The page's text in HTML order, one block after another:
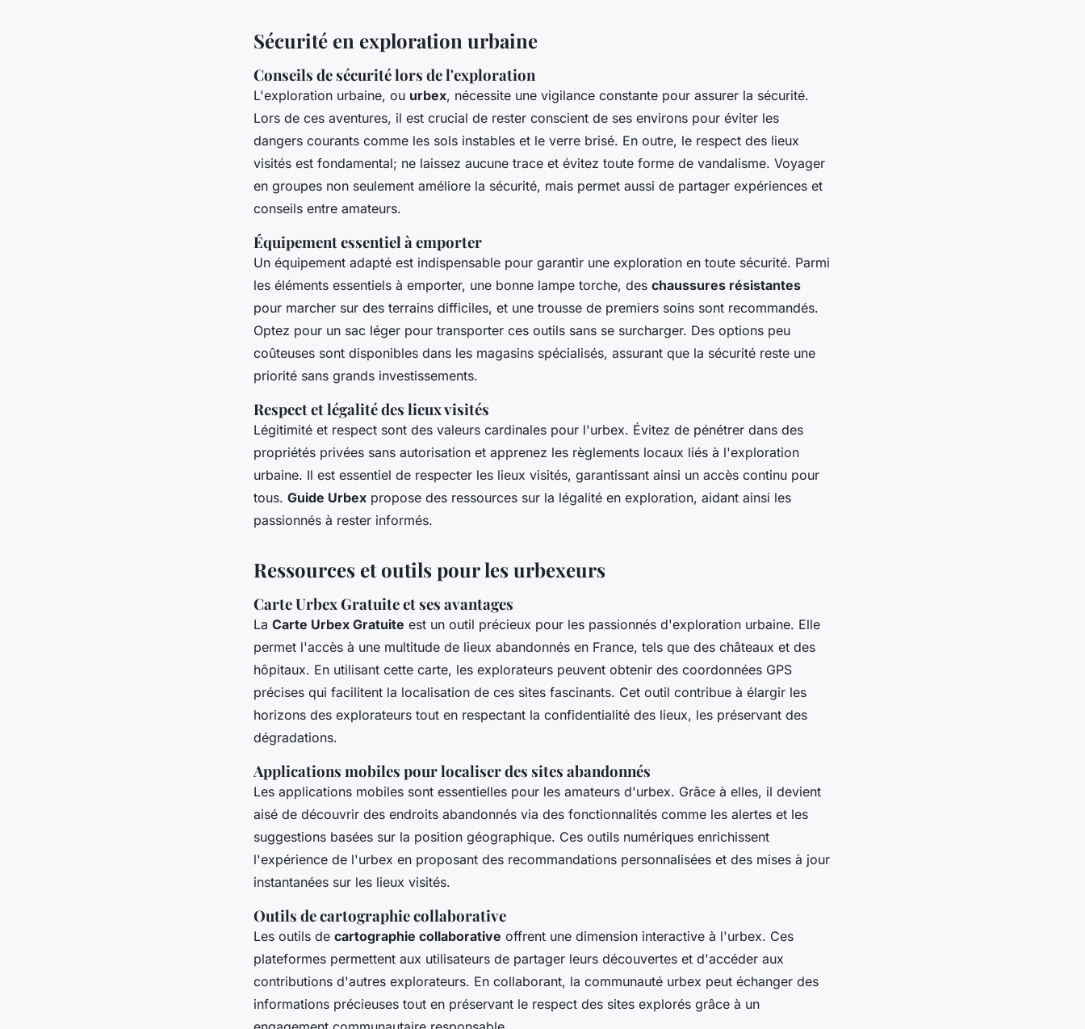
Sécurité en exploration urbaine
Conseils de sécurité lors de l'exploration
L'exploration urbaine, ou urbex, nécessite une vigilance constante pour assurer la sécurité.
Lors de ces aventures, il est crucial de rester conscient de ses environs pour éviter les
dangers courants comme les sols instables et le verre brisé. En outre, le respect des lieux
visités est fondamental; ne laissez aucune trace et évitez toute forme de vandalisme. Voyager
en groupes non seulement améliore la sécurité, mais permet aussi de partager expériences et
conseils entre amateurs.
Équipement essentiel à emporter
Un équipement adapté est indispensable pour garantir une exploration en toute sécurité. Parmi
les éléments essentiels à emporter, une bonne lampe torche, des chaussures résistantes
pour marcher sur des terrains difficiles, et une trousse de premiers soins sont recommandés.
Optez pour un sac léger pour transporter ces outils sans se surcharger. Des options peu
coûteuses sont disponibles dans les magasins spécialisés, assurant que la sécurité reste une
priorité sans grands investissements.
Respect et légalité des lieux visités
Légitimité et respect sont des valeurs cardinales pour l'urbex. Évitez de pénétrer dans des
propriétés privées sans autorisation et apprenez les règlements locaux liés à l'exploration
urbaine. Il est essentiel de respecter les lieux visités, garantissant ainsi un accès continu pour
tous. Guide Urbex propose des ressources sur la légalité en exploration, aidant ainsi les
passionnés à rester informés.
Ressources et outils pour les urbexeurs
Carte Urbex Gratuite et ses avantages
La Carte Urbex Gratuite est un outil précieux pour les passionnés d'exploration urbaine. Elle
permet l'accès à une multitude de lieux abandonnés en France, tels que des châteaux et des
hôpitaux. En utilisant cette carte, les explorateurs peuvent obtenir des coordonnées GPS
précises qui facilitent la localisation de ces sites fascinants. Cet outil contribue à élargir les
horizons des explorateurs tout en respectant la confidentialité des lieux, les préservant des
dégradations.
Applications mobiles pour localiser des sites abandonnés
Les applications mobiles sont essentielles pour les amateurs d'urbex. Grâce à elles, il devient
aisé de découvrir des endroits abandonnés via des fonctionnalités comme les alertes et les
suggestions basées sur la position géographique. Ces outils numériques enrichissent
l'expérience de l'urbex en proposant des recommandations personnalisées et des mises à jour
instantanées sur les lieux visités.
Outils de cartographie collaborative
Les outils de cartographie collaborative offrent une dimension interactive à l'urbex. Ces
plateformes permettent aux utilisateurs de partager leurs découvertes et d'accéder aux
contributions d'autres explorateurs. En collaborant, la communauté urbex peut échanger des
informations précieuses tout en préservant le respect des sites explorés grâce à un